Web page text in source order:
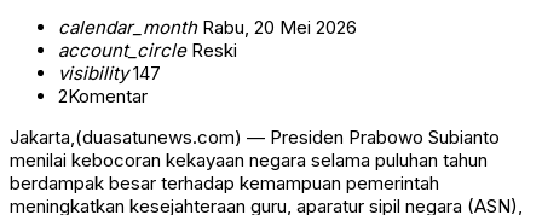
calendar_monthRabu, 20 Mei 2026
account_circleReski
visibility147
2Komentar
Jakarta,(duasatunews.com) — Presiden Prabowo Subianto
menilai kebocoran kekayaan negara selama puluhan tahun
berdampak besar terhadap kemampuan pemerintah
meningkatkan kesejahteraan guru, aparatur sipil negara (ASN),